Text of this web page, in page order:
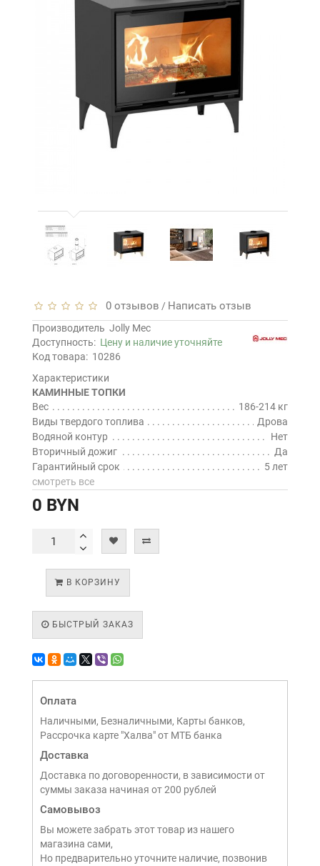
0 отзывов / Написать отзыв
Производитель Jolly Mec
Доступность: Цену и наличие уточняйте
Код товара: 10286
Характеристики
КАМИННЫЕ ТОПКИ
Вес
186-214 кг
Виды твердого топлива
Дрова
Водяной контур
Нет
Вторичный дожиг
Да
Гарантийный срок
5 лет
смотреть все
0 BYN
В КОРЗИНУ
БЫСТРЫЙ ЗАКАЗ
Оплата
Наличными, Безналичными, Карты банков,
Рассрочка карте "Халва" от МТБ банка
Доставка
Доставка по договоренности, в зависимости от
суммы заказа начиная от 200 рублей
Самовывоз
Вы можете забрать этот товар из нашего
магазина сами,
Но предварительно уточните наличие, позвонив